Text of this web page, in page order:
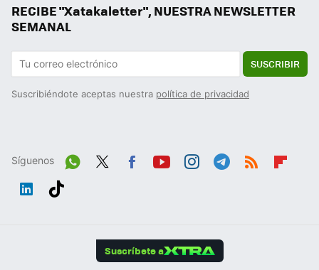
RECIBE "Xatakaletter", NUESTRA NEWSLETTER
SEMANAL
SUSCRIBIR
Suscribiéndote aceptas nuestra política de privacidad
Síguenos
Wh
Suscríbete a